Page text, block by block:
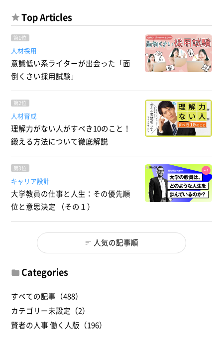
Top Articles
第1位
人材採用
意識低い系ライターが出会った「面
倒くさい採用試験」
第2位
人材育成
理解力がない人がすべき10のこと！
鍛える方法について徹底解説
第3位
キャリア設計
大学教員の仕事と人生：その優先順
位と意思決定 （その１）
人気の記事順
Categories
すべての記事（488）
カテゴリー未設定（2）
賢者の人事 働く人版（196）